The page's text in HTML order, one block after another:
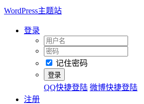
WordPress主题站
登录
记住密码
QQ快捷登陆 微博快捷登陆
注册